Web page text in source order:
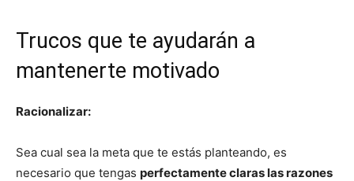
Trucos que te ayudarán a
mantenerte motivado
Racionalizar:
Sea cual sea la meta que te estás planteando, es
necesario que tengas perfectamente claras las razones